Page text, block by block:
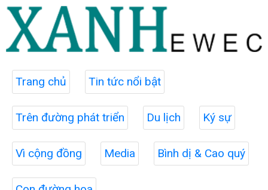
Trang chủ Tin tức nổi bật
Trên đường phát triển Du lịch Ký sự
Vì cộng đồng Media Bình dị & Cao quý